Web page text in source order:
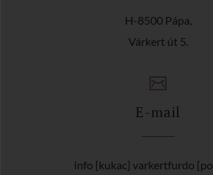
H-8500 Pápa,
Várkert út 5.
E-mail
info [kukac] varkertfurdo